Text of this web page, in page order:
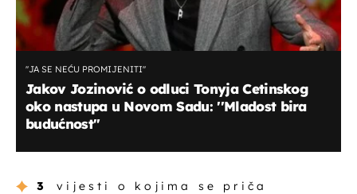
''JA SE NEĆU PROMIJENITI''
Jakov Jozinović o odluci Tonyja Cetinskog
oko nastupa u Novom Sadu: ''Mladost bira
budućnost''
3 vijesti o kojima se priča